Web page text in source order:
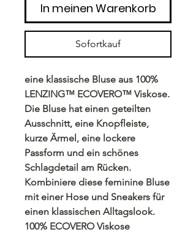
In meinen Warenkorb
Sofortkauf
eine klassische Bluse aus 100%
LENZING™ ECOVERO™ Viskose.
Die Bluse hat einen geteilten
Ausschnitt, eine Knopfleiste,
kurze Ärmel, eine lockere
Passform und ein schönes
Schlagdetail am Rücken.
Kombiniere diese feminine Bluse
mit einer Hose und Sneakers für
einen klassischen Alltagslook.
100% ECOVERO Viskose